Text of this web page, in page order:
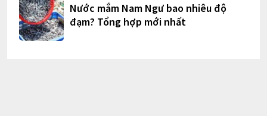
Nước mắm Nam Ngư bao nhiêu độ
đạm? Tổng hợp mới nhất